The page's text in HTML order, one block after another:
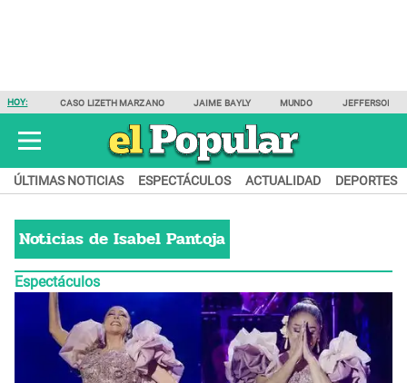
HOY: CASO LIZETH MARZANO JAIME BAYLY MUNDO JEFFERSON
ÚLTIMAS NOTICIAS ESPECTÁCULOS ACTUALIDAD DEPORTES
Noticias de Isabel Pantoja
Espectáculos